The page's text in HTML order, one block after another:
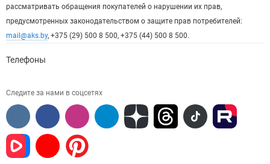
рассматривать обращения покупателей о нарушении их прав,
предусмотренных законодательством о защите прав потребителей:
mail@aks.by, +375 (29) 500 8 500, +375 (44) 500 8 500.
Телефоны
Следите за нами в соцсетях